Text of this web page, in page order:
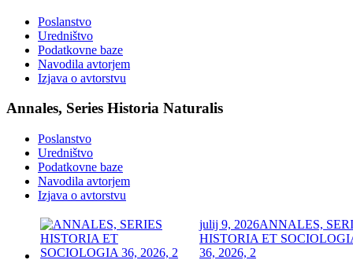
Poslanstvo
Uredništvo
Podatkovne baze
Navodila avtorjem
Izjava o avtorstvu
Annales, Series Historia Naturalis
Poslanstvo
Uredništvo
Podatkovne baze
Navodila avtorjem
Izjava o avtorstvu
julij 9, 2026ANNALES,
HISTORIA ET
36, 2026, 2